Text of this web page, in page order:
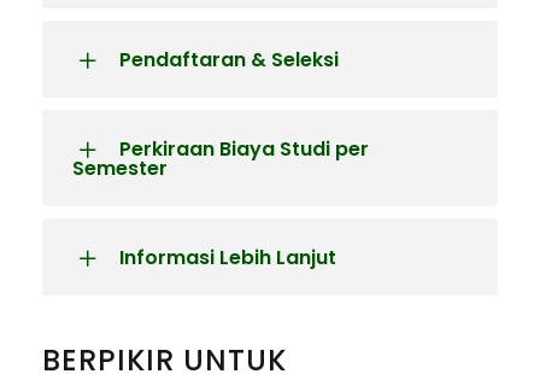
Pendaftaran & Seleksi
Perkiraan Biaya Studi per
Semester
Informasi Lebih Lanjut
BERPIKIR UNTUK